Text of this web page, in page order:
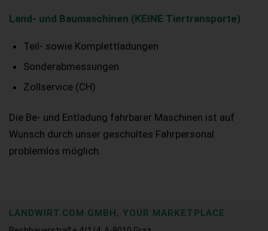
Land- und Baumaschinen (KEINE Tiertransporte)
Teil- sowie Komplettladungen
Sonderabmessungen
Zollservice (CH)
Die Be- und Entladung fahrbarer Maschinen ist auf
Wunsch durch unser geschultes Fahrpersonal
problemlos möglich.
LANDWIRT.COM GMBH, YOUR MARKETPLACE